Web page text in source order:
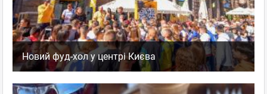
Новий фуд-хол у центрі Києва